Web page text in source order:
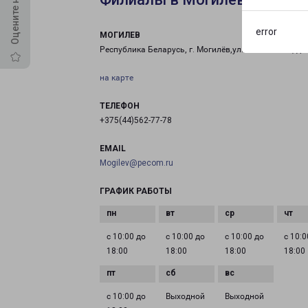
error
МОГИЛЕВ
Республика Беларусь, г. Могилёв,ул. Вокзальная, д.
на карте
ТЕЛЕФОН
+375(44)562-77-78
EMAIL
Mogilev@pecom.ru
ГРАФИК РАБОТЫ
с 10:00 до
18:00
с 10:00 до
18:00
с 10:00 до
18:00
с
18:00
с 10:00 до
Выходной Выходной